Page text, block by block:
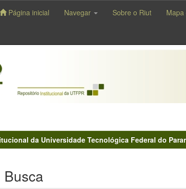
Página inicial Navegar Sobre o Riut Mapa
da Universidade Tecnológica Federal do
Busca